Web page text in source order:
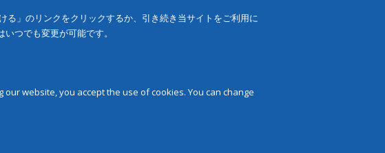
」のリンクをクリックするか、引き続き当サイトをご利用に
つでも変更が可能です。
website, you accept the use of cookies. You can change